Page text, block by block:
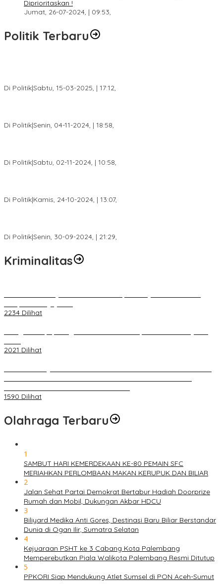
Diprioritaskan !
Jumat, 26-07-2024, | 09:53,
Politik Terbaru
Di Politik|Sabtu, 15-03-2025, | 17:12,
Di Politik|Senin, 04-11-2024, | 18:58,
Di Politik|Sabtu, 02-11-2024, | 10:58,
Di Politik|Kamis, 24-10-2024, | 13:07,
Di Politik|Senin, 30-09-2024, | 21:29,
Kriminalitas
2234 Dilihat
2021 Dilihat
1590 Dilihat
Olahraga Terbaru
1
SAMBUT HARI KEMERDEKAAN KE-80 PEMAIN SFC
MERIAHKAN PERLOMBAAN MAKAN KERUPUK DAN BILIAR
2
Jalan Sehat Partai Demokrat Bertabur Hadiah Doorprize
Rumah dan Mobil, Dukungan Akbar HDCU
3
Biliyard Medika Anti Gores, Destinasi Baru Biliar Berstandar
Dunia di Ogan Ilir, Sumatra Selatan
4
Kejuaraan PSHT ke 3 Cabang Kota Palembang
Memperebutkan Piala Walikota Palembang Resmi Ditutup
5
PPKORI Siap Mendukung Atlet Sumsel di PON Aceh-Sumut